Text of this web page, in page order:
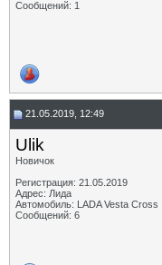
Сообщений: 1
21.05.2019, 12:49
Ulik
Новичок
Регистрация: 21.05.2019
Адрес: Лида
Автомобиль: LADA Vesta Cross
Сообщений: 6